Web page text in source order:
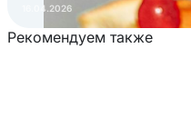
16.04.2026
Рекомендуем также